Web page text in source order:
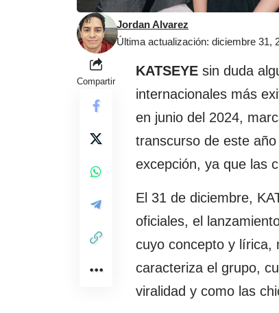
Última actualización: diciembre 31,
Jordan Alvarez
Compartir
KATSEYE sin duda
internacionales más
en junio del 2024,
transcurso de este
excepción, ya que las
El 31 de diciembre,
oficiales, el
cuyo concepto y lírica,
caracteriza el grupo,
viralidad y como las